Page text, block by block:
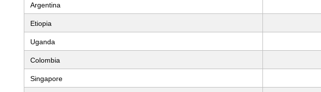
Argentina
Etiopia
Uganda
Colombia
Singapore